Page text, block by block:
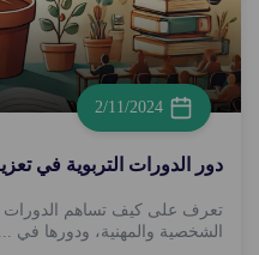
2/11/2024
دور الدورات التربوية في
تعرف على كيف تساهم الدورات
الشخصية والمهنية، ودورها في ...